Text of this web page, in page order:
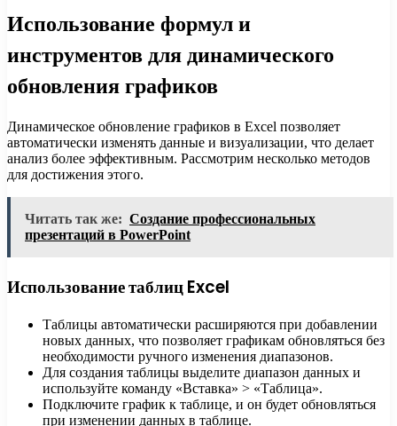
Использование формул и
инструментов для динамического
обновления графиков
Динамическое обновление графиков в Excel позволяет
автоматически изменять данные и визуализации, что делает
анализ более эффективным. Рассмотрим несколько методов
для достижения этого.
Читать так же: Создание профессиональных
презентаций в PowerPoint
Использование таблиц Excel
Таблицы автоматически расширяются при добавлении
новых данных, что позволяет графикам обновляться без
необходимости ручного изменения диапазонов.
Для создания таблицы выделите диапазон данных и
используйте команду «Вставка» > «Таблица».
Подключите график к таблице, и он будет обновляться
при изменении данных в таблице.